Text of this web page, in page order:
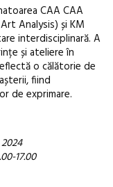
CAA CAA
Analysis) și KM
interdisciplinară. A
și ateliere în
o călătorie de
fiind
de exprimare.
17.00